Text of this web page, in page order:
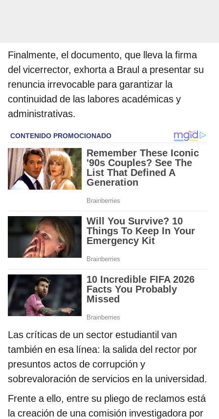
Finalmente, el documento, que lleva la firma
del vicerrector, exhorta a Braul a presentar su
renuncia irrevocable para garantizar la
continuidad de las labores académicas y
administrativas.
Las críticas de un sector estudiantil van
también en esa línea: la salida del rector por
presuntos actos de corrupción y
sobrevaloración de servicios en la universidad.
Frente a ello, entre su pliego de reclamos está
la creación de una comisión investigadora por